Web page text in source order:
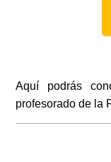
Aquí podrás
profesorado de la